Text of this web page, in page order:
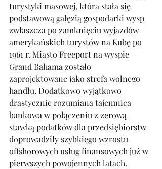
turystyki masowej, która stała się
podstawową gałęzią gospodarki wysp
zwłaszcza po zamknięciu wyjazdów
amerykańskich turystów na Kubę po
1961 r. Miasto Freeport na wyspie
Grand Bahama zostało
zaprojektowane jako strefa wolnego
handlu. Dodatkowo wyjątkowo
drastycznie rozumiana tajemnica
bankowa w połączeniu z zerową
stawką podatków dla przedsiębiorstw
doprowadziły szybkiego wzrostu
offshorowych usług finansowych już w
pierwszych powojennych latach.